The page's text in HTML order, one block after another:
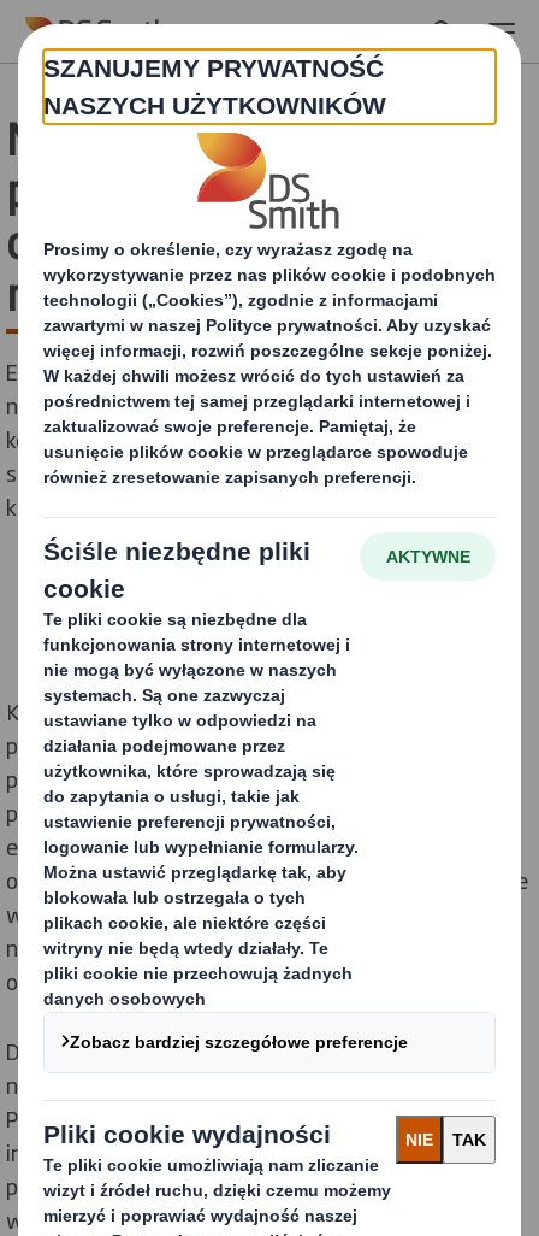
Skip to main content
Marki, które nie używają
przyjaznych środowisku
opakowań w e commerce
mogą pozostać w tyle
Ekologiczne opakowania dla e-commerce są stają się
normą dla wielu firm. Przede wszystkim przynoszą
korzyść dla środowiska, ale również pozwalają
sprostać oczekiwaniom coraz bardziej wymagających
klientów.
Konsumenci coraz częściej wolą kupować ekologiczne
produkty. To oznacza, że marki, które nie stosują
przyjaznych środowisku opakowań mogą zostać
pominięte przez klientów. W miarę rozwoju handlu
elektronicznego DS Smith, wiodący dostawca
opakowań z tektury falistej, ujawnia nowe dane, które
wskazują na gwałtowny wzrost popytu na w pełni
nadające się do recyklingu i bardziej ekologiczne
opakowania dla e-commerce.
Dynamiczny rozwój handlu elektronicznego jest
niezaprzeczalny – zgodnie z sondażem DS Smith 58%
Polaków twierdzi, że dokonuje więcej zakupów w
internecie od czasu lockdownu w marcu 2020 r., a 80%
planuje robić zakupy w internecie na tym samym lub
większym poziomie po zniesieniu obostrzeń. Z tego